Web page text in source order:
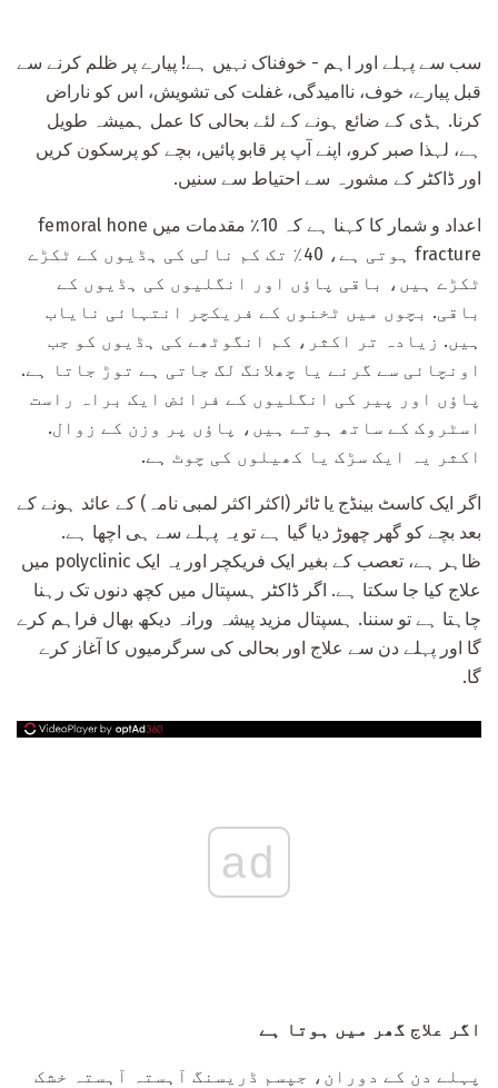
سب سے پہلے اور اہم - خوفناک نہیں ہے! پیارے پر ظلم کرنے سے
قبل پیارے، خوف، ناامیدگی، غفلت کی تشویش، اس کو ناراض
کرنا. ہڈی کے ضائع ہونے کے لئے بحالی کا عمل ہمیشہ طویل
ہے، لہذا صبر کرو، اپنے آپ پر قابو پائیں، بچے کو پرسکون کریں
اور ڈاکٹر کے مشورہ سے احتیاط سے سنیں.
اعداد و شمار کا کہنا ہے کہ 10٪ مقدمات میں femoral hone
fracture ہوتی ہے، 40٪ تک کم نالی کی ہڈیوں کے ٹکڑے
ٹکڑے ہیں، باقی پاؤں اور انگلیوں کی ہڈیوں کے
باقی. بچوں میں ٹخنوں کے فریکچر انتہائی نایاب
ہیں. زیادہ تر اکثر، کم انگوٹھے کی ہڈیوں کو جب
اونچائی سے گرنے یا چھلانگ لگ جاتی ہے توڑ جاتا ہے.
پاؤں اور پیر کی انگلیوں کے فرائض ایک براہ راست
اسٹروک کے ساتھ ہوتے ہیں، پاؤں پر وزن کے زوال.
اکثر یہ ایک سڑک یا کھیلوں کی چوٹ ہے.
اگر ایک کاسٹ بینڈج یا ٹائر (اکثر اکثر لمبی نامہ) کے عائد ہونے کے
بعد بچے کو گھر چھوڑ دیا گیا ہے تو یہ پہلے سے ہی اچھا ہے.
ظاہر ہے، تعصب کے بغیر ایک فریکچر اور یہ ایک polyclinic میں
علاج کیا جا سکتا ہے. اگر ڈاکٹر ہسپتال میں کچھ دنوں تک رہنا
چاہتا ہے تو سننا. ہسپتال مزید پیشہ ورانہ دیکھ بھال فراہم کرے
گا اور پہلے دن سے علاج اور بحالی کی سرگرمیوں کا آغاز کرے
گا.
ad
اگر علاج گھر میں ہوتا ہے
پہلے دن کے دوران، جپسم ڈریسنگ آہستہ آہستہ خشک